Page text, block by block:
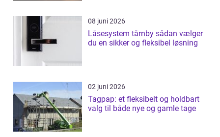
08 juni 2026
Låsesystem tårnby sådan vælger
du en sikker og fleksibel løsning
02 juni 2026
Tagpap: et fleksibelt og holdbart
valg til både nye og gamle tage